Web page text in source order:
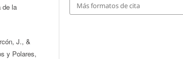
de la
J., &
y Polares,
Más formatos de cita